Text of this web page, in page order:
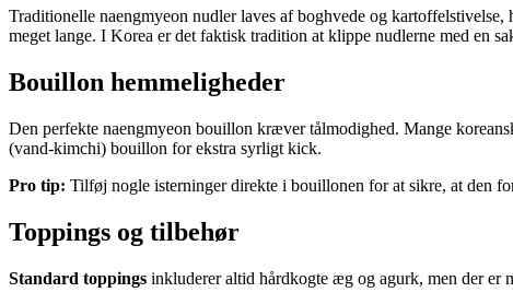
Traditionelle naengmyeon nudler laves af boghvede og
meget lange. I Korea er det faktisk tradition at klippe nudlerne med en
Bouillon hemmeligheder
Den perfekte naengmyeon bouillon kræver tålmodighed. Mange
(vand-kimchi) bouillon for ekstra syrligt kick.
Pro tip: Tilføj nogle isterninger direkte i bouillonen for at sikre, at den
Toppings og tilbehør
Standard toppings inkluderer altid hårdkogte æg og agurk, men der er